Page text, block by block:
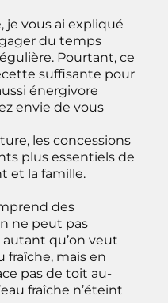
je vous ai expliqué
du temps
Pourtant, ce
suffisante pour
énergivore
envie de vous
les concessions
plus essentiels de
et la famille.
des
ne peut pas
qu’on veut
fraîche, mais en
pas de toit au-
fraîche n’éteint